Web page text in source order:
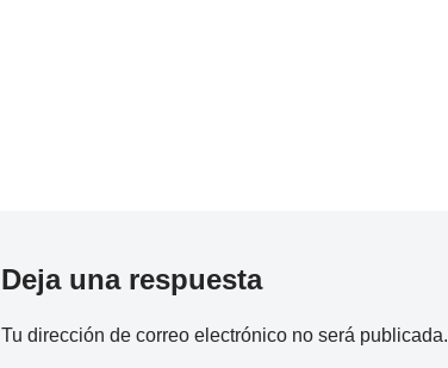
Deja una respuesta
Tu dirección de correo electrónico no será publicada.